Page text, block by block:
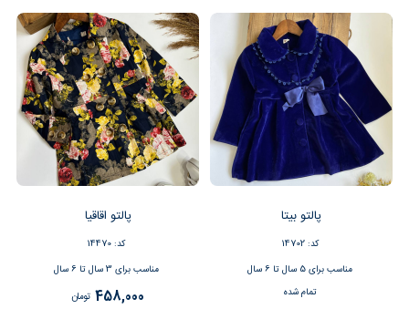
پالتو بیتا
کد: 14702
مناسب برای 5 سال تا 6 سال
تمام شده
پالتو اقاقیا
کد: 14470
مناسب برای 3 سال تا 6 سال
458,000 تومان